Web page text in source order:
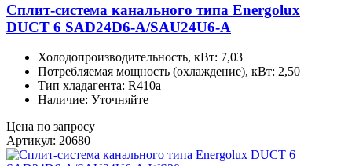
Сплит-система канального типа Energolux
DUCT 6 SAD24D6-A/SAU24U6-A
Холодопроизводительность, кВт: 7,03
Потребляемая мощность (охлаждение), кВт: 2,50
Тип хладагента: R410a
Наличие: Уточняйте
Цена по запросу
Артикул: 20680